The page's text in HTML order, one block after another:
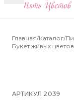
Главная/Каталог/
Букет живых
АРТИКУЛ 2039